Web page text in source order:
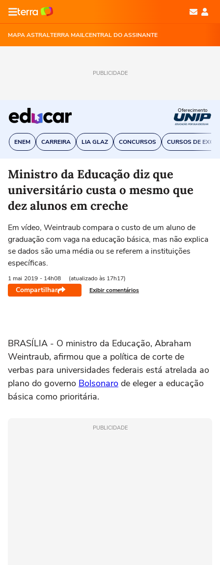
MAPA ASTRALTERRA MAILCENTRAL DO ASSINANTE
PUBLICIDADE
ENEM CARREIRA LIA GLAZ CONCURSOS CURSOS DE EXCEL
Oferecimento
Ministro da Educação diz que
universitário custa o mesmo que
dez alunos em creche
Em vídeo, Weintraub compara o custo de um aluno de
graduação com vaga na educação básica, mas não explica
se dados são uma média ou se referem a instituições
específicas.
1 mai 2019 - 14h08 (atualizado às 17h17)
Compartilhar Exibir comentários
BRASÍLIA - O ministro da Educação, Abraham
Weintraub, afirmou que a política de corte de
verbas para universidades federais está atrelada ao
plano do governo Bolsonaro de eleger a educação
básica como prioritária.
PUBLICIDADE